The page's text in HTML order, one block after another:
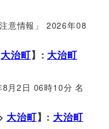
意情報」 2026年08
大治町】: 大治町
月2日 06時10分 名
大治町】: 大治町